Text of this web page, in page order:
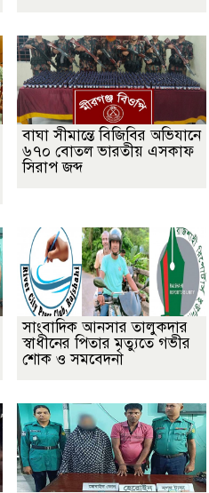
বাঘা সীমান্তে বিজিবির অভিযানে
৬৭০ বোতল ভারতীয় এসকাফ
সিরাপ জব্দ
সাংবাদিক আনসার তালুকদার
স্বাধীনের পিতার মৃত্যুতে গভীর
শোক ও সমবেদনা